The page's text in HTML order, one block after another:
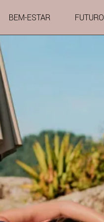
BEM-ESTAR FUTURO